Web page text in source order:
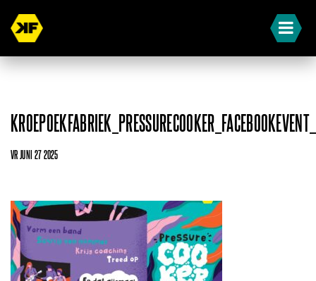
VR JUNI 27 2025